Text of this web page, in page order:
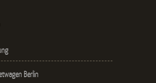
Berlin